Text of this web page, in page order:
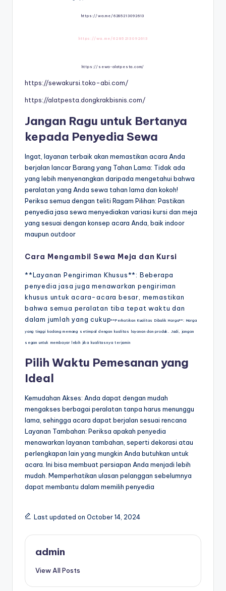
https://wa.me/6285213092613
https://wa.me/6285213092613
https://sewa-alatpesta.com/
https://sewakursi.toko-abi.com/
https://alatpesta.dongkrakbisnis.com/
Jangan Ragu untuk Bertanya
kepada Penyedia Sewa
Ingat, layanan terbaik akan memastikan acara Anda
berjalan lancar Barang yang Tahan Lama: Tidak ada
yang lebih menyenangkan daripada mengetahui bahwa
peralatan yang Anda sewa tahan lama dan kokoh!
Periksa semua dengan teliti Ragam Pilihan: Pastikan
penyedia jasa sewa menyediakan variasi kursi dan meja
yang sesuai dengan konsep acara Anda, baik indoor
maupun outdoor
Cara Mengambil Sewa Meja dan Kursi
**Layanan Pengiriman Khusus**: Beberapa
penyedia jasa juga menawarkan pengiriman
khusus untuk acara-acara besar, memastikan
bahwa semua peralatan tiba tepat waktu dan
dalam jumlah yang cukup**Perhatikan Kualitas Dibalik Harga**: Harga
yang tinggi kadang memang setimpal dengan kualitas layanan dan produk. Jadi, jangan
segan untuk membayar lebih jika kualitasnya terjamin
Pilih Waktu Pemesanan yang
Ideal
Kemudahan Akses: Anda dapat dengan mudah
mengakses berbagai peralatan tanpa harus menunggu
lama, sehingga acara dapat berjalan sesuai rencana
Layanan Tambahan: Periksa apakah penyedia
menawarkan layanan tambahan, seperti dekorasi atau
perlengkapan lain yang mungkin Anda butuhkan untuk
acara. Ini bisa membuat persiapan Anda menjadi lebih
mudah. Memperhatikan ulasan pelanggan sebelumnya
dapat membantu dalam memilih penyedia
Last updated on October 14, 2024
admin
View All Posts